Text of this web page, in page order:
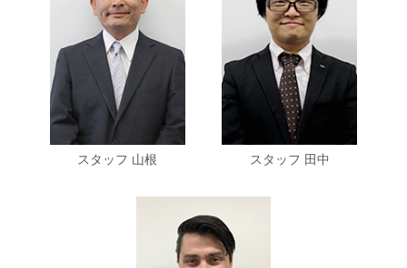
スタッフ 山根 スタッフ 田中